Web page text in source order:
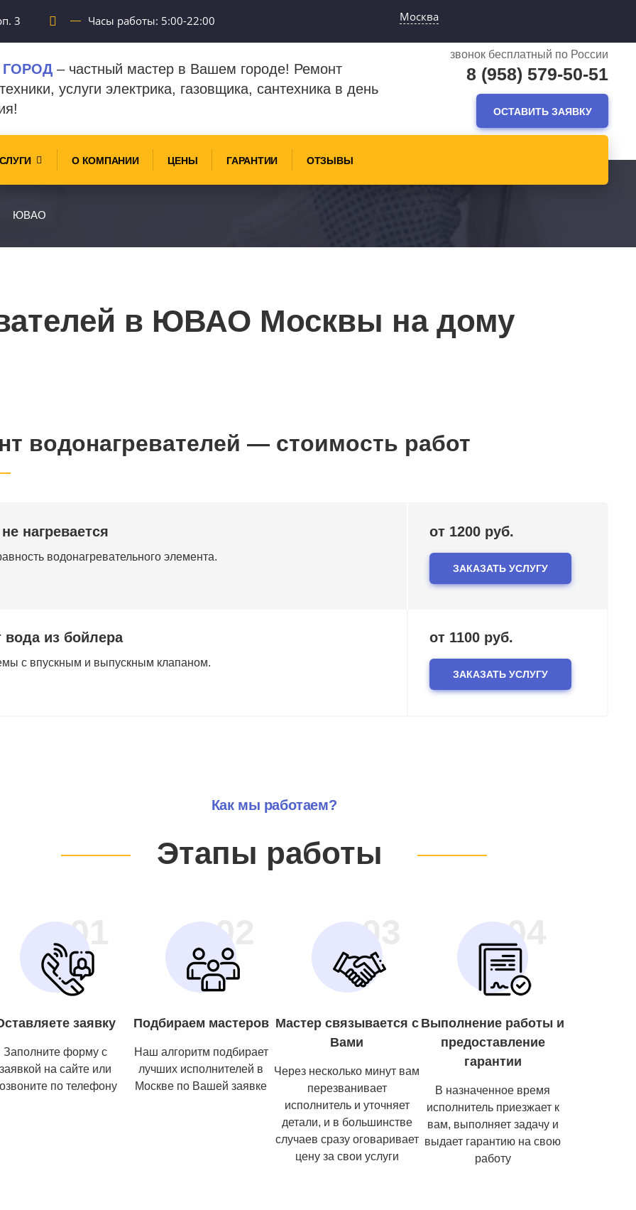
3 Часы работы: 5:00-22:00 Москва
ГОРОД – частный мастер в Вашем городе! Ремонт
услуги электрика, газовщика, сантехника в день
звонок бесплатный по России
8 (958) 579-50-51
ОСТАВИТЬ ЗАЯВКУ
О КОМПАНИИ ЦЕНЫ ГАРАНТИИ ОТЗЫВЫ
ЮВАО
в ЮВАО Москвы на дому
водонагревателей — стоимость работ
нагревается
водонагревательного элемента.
от 1200 руб.
ЗАКАЗАТЬ УСЛУГУ
вода из бойлера
с впускным и выпускным клапаном.
от 1100 руб.
ЗАКАЗАТЬ УСЛУГУ
Как мы работаем?
Этапы работы
01
заявку
Заполните форму с
заявкой на сайте или
по телефону
02
Подбираем мастеров
Наш алгоритм подбирает
лучших исполнителей в
Москве по Вашей заявке
03
Мастер связывается с
Вами
Через несколько минут вам
перезванивает
исполнитель и уточняет
детали, и в большинстве
случаев сразу оговаривает
цену за свои услуги
04
Выполнение работы и
предоставление
гарантии
В назначенное время
исполнитель приезжает к
вам, выполняет задачу и
выдает гарантию на свою
работу